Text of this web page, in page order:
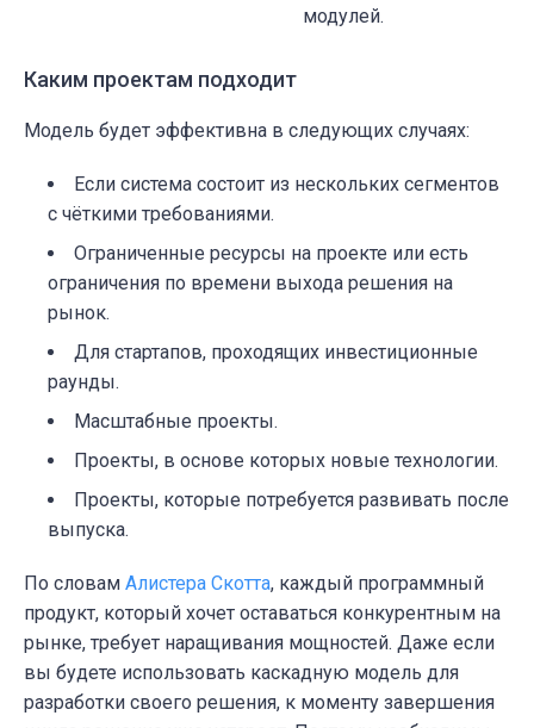
модулей.
Каким проектам подходит
Модель будет эффективна в следующих случаях:
Если система состоит из нескольких сегментов
с чёткими требованиями.
Ограниченные ресурсы на проекте или есть
ограничения по времени выхода решения на
рынок.
Для стартапов, проходящих инвестиционные
раунды.
Масштабные проекты.
Проекты, в основе которых новые технологии.
Проекты, которые потребуется развивать после
выпуска.
По словам Алистера Скотта, каждый программный
продукт, который хочет оставаться конкурентным на
рынке, требует наращивания мощностей. Даже если
вы будете использовать каскадную модель для
разработки своего решения, к моменту завершения